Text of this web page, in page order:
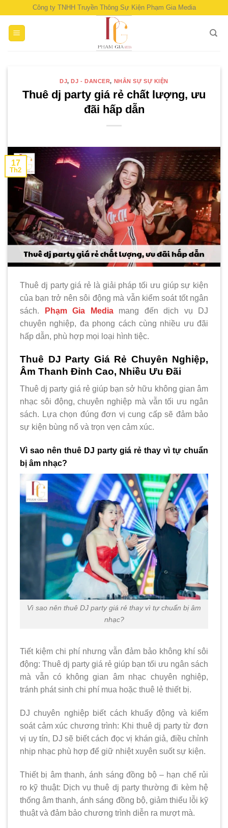
content
Công ty TNHH Truyền Thông Sự Kiện Phạm Gia Media
DJ,DJ - DANCER, NHÂN SỰ SỰ KIỆN
Thuê dj party giá rẻ chất lượng, ưu
đãi hấp dẫn
17
Th2
Thuê dj party giá rẻ là giải pháp tối ưu giúp sự kiện
của bạn trở nên sôi động mà vẫn kiểm soát tốt ngân
sách.
Phạm Gia Mediamang đến dịch vụ DJ
chuyên nghiệp, đa phong cách cùng nhiều ưu đãi
hấp dẫn, phù hợp mọi loại hình tiệc.
Thuê DJ Party Giá Rẻ Chuyên Nghiệp,
Âm Thanh Đỉnh Cao, Nhiều Ưu Đãi
Thuê dj party giá rẻ giúp bạn sở hữu không gian âm
nhạc sôi động, chuyên nghiệp mà vẫn tối ưu ngân
sách. Lựa chọn đúng đơn vị cung cấp sẽ đảm bảo
sự kiện bùng nổ và trọn vẹn cảm xúc.
Vì sao nên thuê DJ party giá rẻ thay vì tự chuẩn
bị âm nhạc?
Vì sao nên thuê DJ party giá rẻ thay vì tự chuẩn bị âm
nhạc?
Tiết kiệm chi phí nhưng vẫn đảm bảo không khí sôi
động: Thuê dj party giá rẻ giúp bạn tối ưu ngân sách
mà vẫn có không gian âm nhạc chuyên nghiệp,
tránh phát sinh chi phí mua hoặc thuê lẻ thiết bị.
DJ chuyên nghiệp biết cách khuấy động và kiểm
soát cảm xúc chương trình: Khi thuê dj party từ đơn
vị uy tín, DJ sẽ biết cách đọc vị khán giả, điều chỉnh
nhịp nhạc phù hợp để giữ nhiệt xuyên suốt sự kiện.
Thiết bị âm thanh, ánh sáng đồng bộ – hạn chế rủi
ro kỹ thuật: Dịch vụ thuê dj party thường đi kèm hệ
thống âm thanh, ánh sáng đồng bộ, giảm thiểu lỗi kỹ
thuật và đảm bảo chương trình diễn ra mượt mà.